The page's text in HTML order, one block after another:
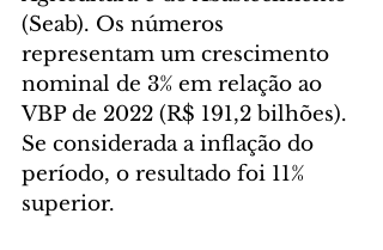
(Seab). Os números
representam um crescimento
nominal de 3% em relação ao
VBP de 2022 (R$ 191,2 bilhões).
Se considerada a inflação do
período, o resultado foi 11%
superior.